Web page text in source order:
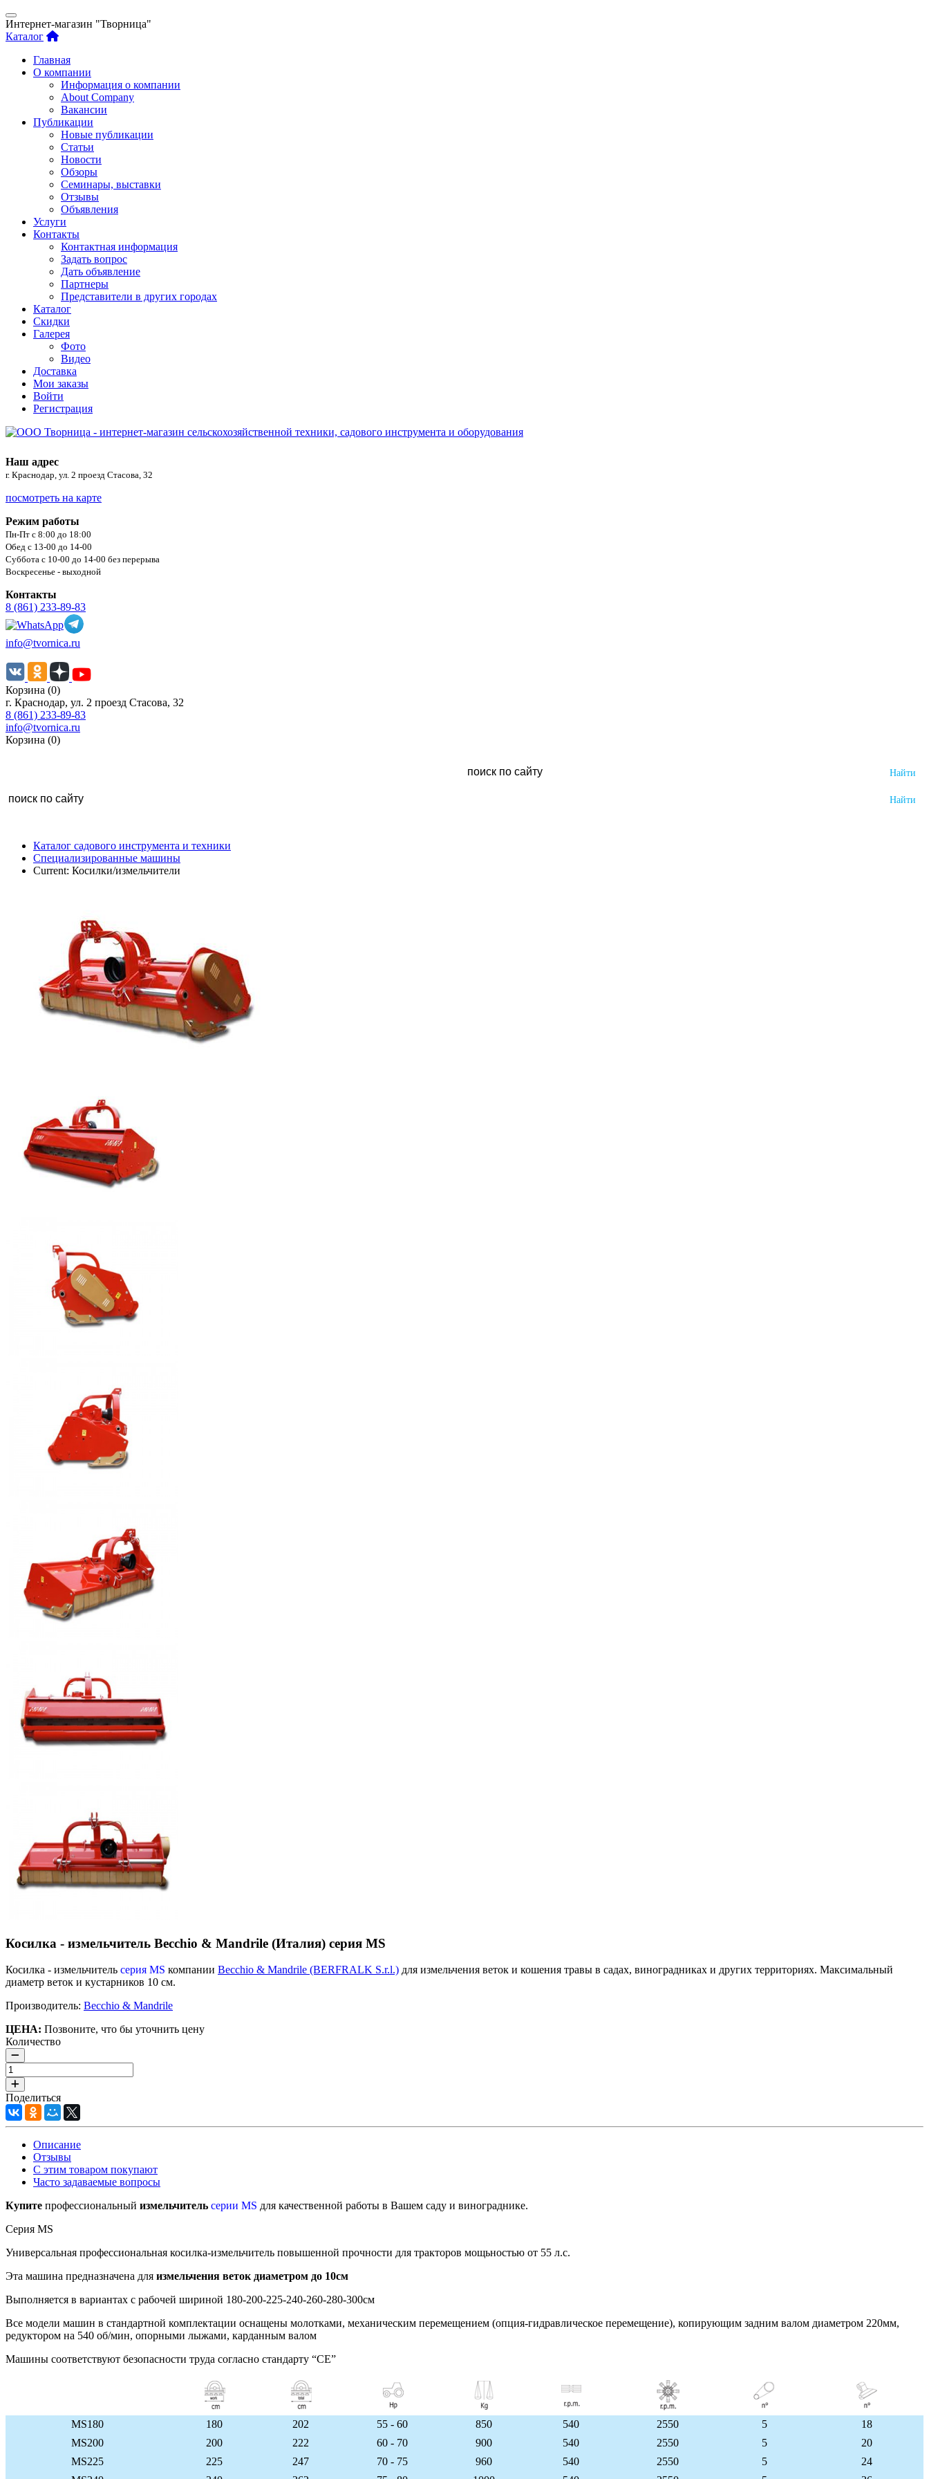
Интернет-магазин "Творница"
Каталог
Главная
О компании
Информация о компании
About Company
Вакансии
Публикации
Новые публикации
Статьи
Новости
Обзоры
Семинары, выставки
Отзывы
Объявления
Услуги
Контакты
Контактная информация
Задать вопрос
Дать объявление
Партнеры
Представители в других городах
Каталог
Скидки
Галерея
Фото
Видео
Доставка
Мои заказы
Войти
Регистрация
Наш адрес
г. Краснодар, ул. 2 проезд Стасова, 32
посмотреть на карте
Режим работы
Пн-Пт с 8:00 до 18:00
Обед с 13-00 до 14-00
Суббота с 10-00 до 14-00 без перерыва
Воскресенье - выходной
Контакты
8 (861) 233-89-83
info@tvornica.ru
Корзина (0)
г. Краснодар, ул. 2 проезд Стасова, 32
8 (861) 233-89-83
info@tvornica.ru
Корзина (0)
Каталог садового инструмента и техники
Специализированные машины
Current: Косилки/измельчители
Косилка - измельчитель Becchio & Mandrile (Италия) серия MS
Косилка - измельчитель серия MS компании Becchio & Mandrile (BERFRALK S.r.l.) для измельчения веток и кошения травы в садах, виноградниках и других территориях. Максимальный
диаметр веток и кустарников 10 см.
Производитель: Becchio & Mandrile
ЦЕНА: Позвоните, что бы уточнить цену
Количество
Поделиться
Описание
Отзывы
С этим товаром покупают
Часто задаваемые вопросы
Купите профессиональный измельчитель серии MS для качественной работы в Вашем саду и винограднике.
Серия MS
Универсальная профессиональная косилка-измельчитель повышенной прочности для тракторов мощьностью от 55 л.с.
Эта машина предназначена для измельчения веток диаметром до 10см
Выполняется в вариантах с рабочей шириной 180-200-225-240-260-280-300см
Все модели машин в стандартной комплектации оснащены молотками, механическим перемещением (опция-гидравлическое перемещение), копирующим задним валом диаметром 220мм,
редуктором на 540 об/мин, опорными лыжами, карданным валом
Машины соответствуют безопасности труда согласно стандарту “CE”
MS180 180 202 55 - 60 850 540 2550 5
18
MS200
200 222 60 - 70 900 540 2550 5
20
MS225
225 247 70 - 75 960 540 2550 5
24